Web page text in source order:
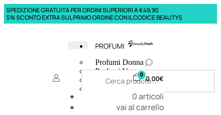
SPEDIZIONE GRATUITA PER ORDINI SUPERIORI A €49,90
5% SCONTO EXTRA SUL PRIMO ORDINE CON IL CODICE BEAUTY5
PROFUMI
Profumi Donna
Profumi Uomo
Deodoranti Donna
Corpo Donna
Corpo Uomo
0 0,00€
0articoli
vai al carrello